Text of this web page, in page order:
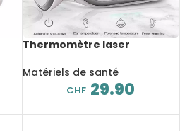
Thermomètre laser
sans contact, pyromètre
médical pour bébé et adulte
Matériels de santé
CHF 29.90